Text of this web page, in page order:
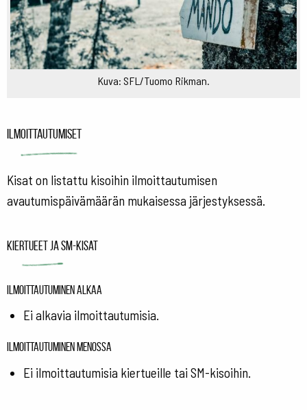
Kuva: SFL/Tuomo Rikman.
Ilmoittautumiset
Kisat on listattu kisoihin ilmoittautumisen
avautumispäivämäärän mukaisessa järjestyksessä.
Kiertueet ja SM-kisat
Ilmoittautuminen alkaa
Ei alkavia ilmoittautumisia.
Ilmoittautuminen menossa
Ei ilmoittautumisia kiertueille tai SM-kisoihin.